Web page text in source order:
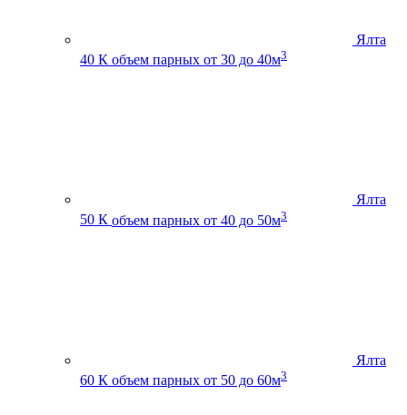
Ялта
40 К объем парных от 30 до 40м3
Ялта
50 К объем парных от 40 до 50м3
Ялта
60 К объем парных от 50 до 60м3